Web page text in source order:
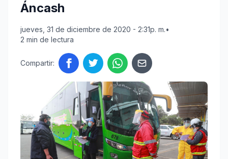
Áncash
jueves, 31 de diciembre de 2020 - 2:31p. m.•
2 min de lectura
Compartir: